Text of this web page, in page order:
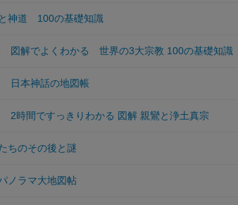
神道 100の基礎知識
図解でよくわかる 世界の3大宗教 100の基礎知識
日本神話の地図帳
2時間ですっきりわかる 図解 親鸞と浄土真宗
ちのその後と謎
ノラマ大地図帖